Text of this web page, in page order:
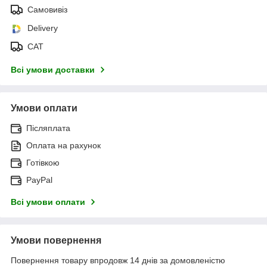
Самовивіз
Delivery
САТ
Всі умови доставки
Умови оплати
Післяплата
Оплата на рахунок
Готівкою
PayPal
Всі умови оплати
Умови повернення
Повернення товару впродовж 14 днів за домовленістю